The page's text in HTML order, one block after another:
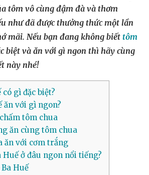
tôm vô cùng đậm đà và thơm
như đã được thưởng thức một lần
mãi. Nếu bạn đang không biết tôm
biệt và ăn với gì ngon thì hãy cùng
này nhé!
gì đặc biệt?
ăn với gì ngon?
tôm chua
ăn cùng tôm chua
ăn với cơm trắng
ở đâu ngon nổi tiếng?
Huế